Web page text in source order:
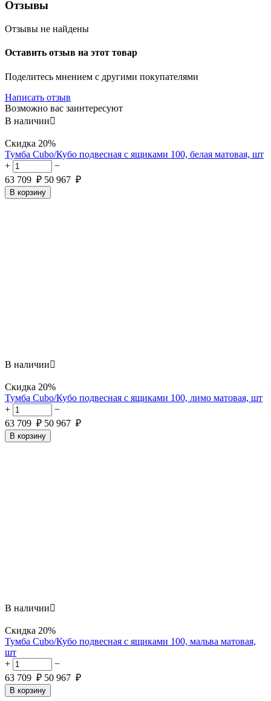
Отзывы
Отзывы не найдены
Оставить отзыв на этот товар
Поделитесь мнением с другими покупателями
Написать отзыв
Возможно вас заинтересуют
В наличии
Скидка 20%
Тумба Cubo/Кубо подвесная с ящиками 100, белая матовая, шт
+
−
63 709 ₽ 50 967 ₽
В корзину
В наличии
Скидка 20%
Тумба Cubo/Кубо подвесная с ящиками 100, лимо матовая, шт
+
−
63 709 ₽ 50 967 ₽
В корзину
В наличии
Скидка 20%
Тумба Cubo/Кубо подвесная с ящиками 100, мальва матовая,
шт
+
−
63 709 ₽ 50 967 ₽
В корзину